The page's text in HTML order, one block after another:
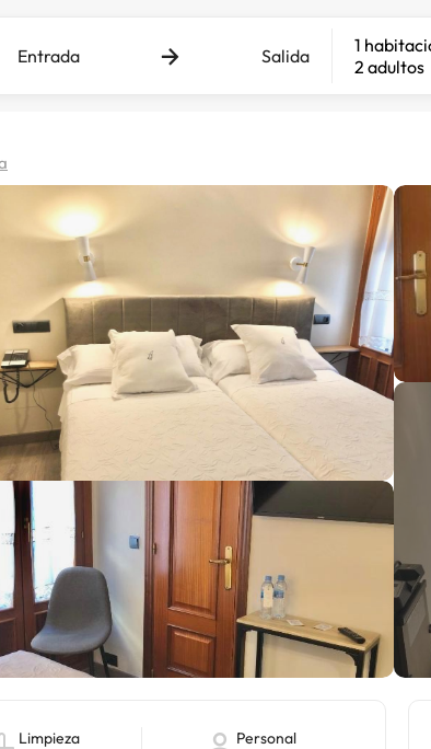
Entrada Salida
1
2 adultos
Limpieza Personal